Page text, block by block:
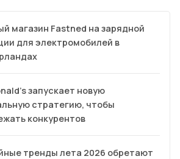
магазин Fastned на зарядной
для электромобилей в
запускает новую
стратегию, чтобы
конкурентов
тренды лета 2026 обретают